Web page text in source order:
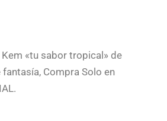
«tu sabor tropical» de
Compra Solo en